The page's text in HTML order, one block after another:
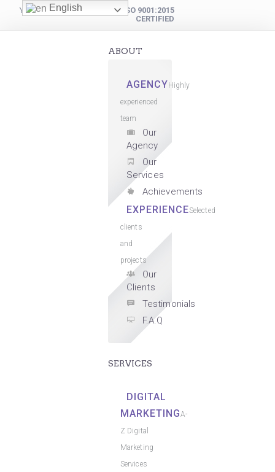
YOUR DIGITAL PARTNER
ISO 9001:2015
CERTIFIED
ABOUT
AGENCY Highly
experienced
team
Our
Agency
Our
Services
Achievements
EXPERIENCESelected
clients
and
projects
Our
Clients
Testimonials
F.A.Q
SERVICES
DIGITAL
MARKETINGA-
Z Digital
Marketing
Services
English